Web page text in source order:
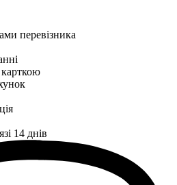
перевізника
14 днів